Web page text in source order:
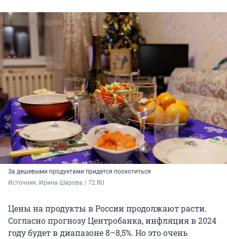
За дешевыми продуктами придется поохотиться
Источник: Ирина Шарова / 72.RU
Цены на продукты в России продолжают расти.
Согласно прогнозу Центробанка, инфляция в 2024
году будет в диапазоне 8–8,5%. Но это очень